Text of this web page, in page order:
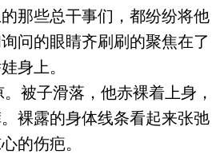
那些总干事们，都纷纷将他
问的眼睛齐刷刷的聚焦在了
身上。
被子滑落，他赤裸着上身，
裸露的身体线条看起来张弛
的伤疤。